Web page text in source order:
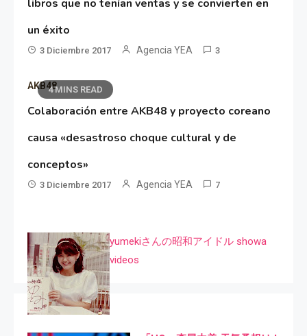
libros que no tenían ventas y se convierten en
un éxito
3 Diciembre 2017 Agencia YEA 3
4 MINS READ
AKB48
Colaboración entre AKB48 y proyecto coreano
causa «desastroso choque cultural y de
conceptos»
3 Diciembre 2017 Agencia YEA 7
yumekiさんの昭和アイドル showa
videos